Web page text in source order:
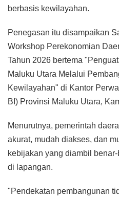
berbasis kewilayahan.
Penegasan itu disampaikan
Workshop Perekonomian
Tahun 2026 bertema
Maluku Utara Melalui
Kewilayahan" di Kantor
BI) Provinsi Maluku Utara,
Menurutnya, pemerintah
akurat, mudah diakses, dan
kebijakan yang diambil
di lapangan.
"Pendekatan pembangunan